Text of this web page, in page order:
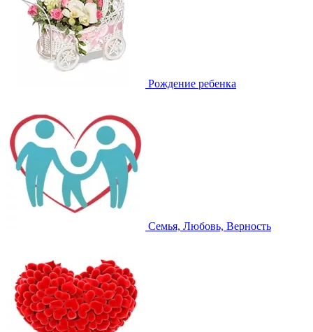
Рождение ребенка
Семья, Любовь, Верность